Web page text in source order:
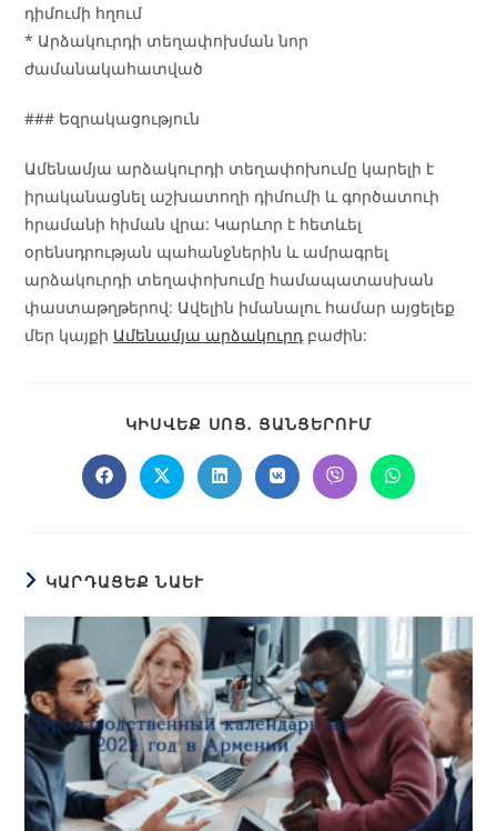
դիմումի հղում
* Արձակուրդի տեղափոխման նոր
ժամանակահատված
### Եզրակացություն
Ամենամյա արձակուրդի տեղափոխումը կարելի է
իրականացնել աշխատողի դիմումի և գործատուի
հրամանի հիման վրա: Կարևոր է հետևել
օրենսդրության պահանջներին և ամրագրել
արձակուրդի տեղափոխումը համապատասխան
փաստաթղթերով: Ավելին իմանալու համար այցելեք
մեր կայքի Ամենամյա արձակուրդ բաժին:
ԿԻՍՎԵՔ ՍՈՑ․ ՑԱՆՑԵՐՈՒՄ
ԿԱՐԴԱՑԵՔ ՆԱԵՒ